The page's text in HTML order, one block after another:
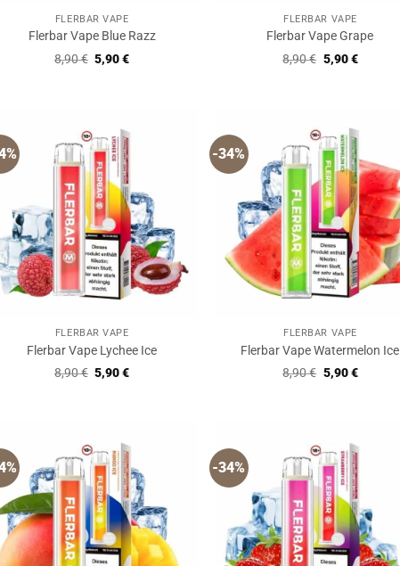
FLERBAR VAPE
Flerbar Vape Blue Razz
8,90€ Ursprünglicher
5,90€Aktueller
FLERBAR VAPE
Flerbar Vape Grape
8,90€ Ursprünglicher
5,90€Aktueller
FLERBAR VAPE
Flerbar Vape Lychee Ice
8,90€ Ursprünglicher
5,90€Aktueller
-34%
FLERBAR VAPE
Flerbar Vape Watermelon Ice
8,90€ Ursprünglicher
5,90€Aktueller
-34%